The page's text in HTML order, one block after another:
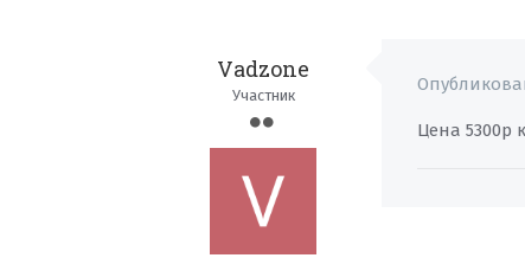
Vadzone
Участник
Цена 5300р